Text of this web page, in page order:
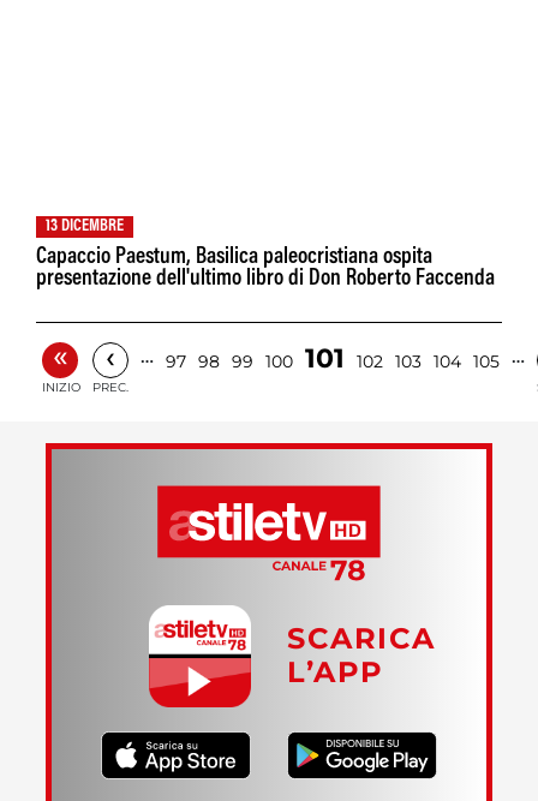
13 DICEMBRE
Capaccio Paestum, Basilica paleocristiana ospita
presentazione dell'ultimo libro di Don Roberto Faccenda
«
INIZIO
‹
PREC.
… 97 98 99 100 101 102 103 104 105 …
SCARICA
L’APP